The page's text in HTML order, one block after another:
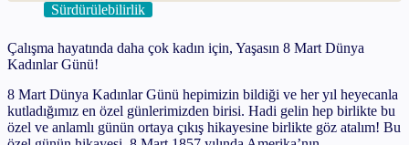
Sürdürülebilirlik
Çalışma hayatında daha çok kadın için, Yaşasın 8 Mart Dünya
Kadınlar Günü!
8 Mart Dünya Kadınlar Günü hepimizin bildiği ve her yıl heyecanla
kutladığımız en özel günlerimizden birisi. Hadi gelin hep birlikte bu
özel ve anlamlı günün ortaya çıkış hikayesine birlikte göz atalım! Bu